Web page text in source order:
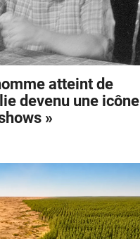
atteint de
devenu une icône
»